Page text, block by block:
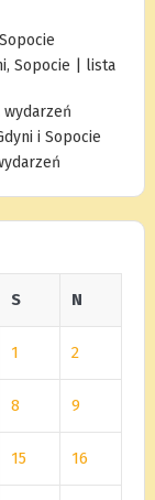
Sopocie | lista
i Sopocie
S N
1 2
8 9
15 16